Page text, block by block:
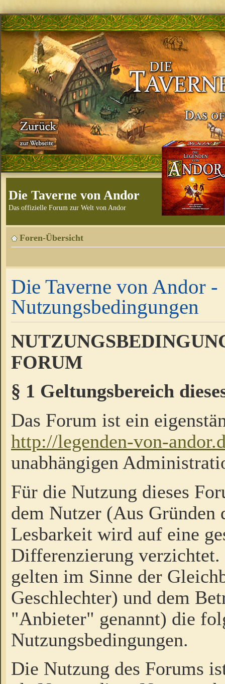
Die Taverne von Andor
Das offizielle Forum zur Welt von Andor
Foren-Übersicht
Die Taverne von Andor -
Nutzungsbedingungen
FORUM
§ 1 Geltungsbereich
Das Forum ist ein
http://legenden-von-
unabhängigen
Für die Nutzung dieses
dem Nutzer (Aus Gründen
Lesbarkeit wird auf eine
Differenzierung
gelten im Sinne der
Geschlechter) und dem
"Anbieter" genannt) die
Nutzungsbedingungen.
Die Nutzung des Forums